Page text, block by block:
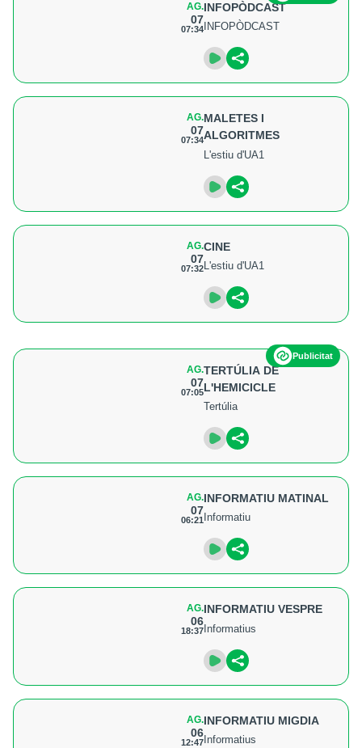
AG.
07
07:34
INFOPÒDCAST
INFOPÒDCAST
AG.
07
07:34
MALETES I
ALGORITMES
L'estiu d'UA1
AG.
07
07:32
CINE
L'estiu d'UA1
Publicitat
AG.
07
07:05
TERTÚLIA DE
L'HEMICICLE
Tertúlia
AG.
07
06:21
INFORMATIU MATINAL
Informatiu
AG.
06
18:37
INFORMATIU VESPRE
Informatius
AG.
06
12:47
INFORMATIU MIGDIA
Informatius